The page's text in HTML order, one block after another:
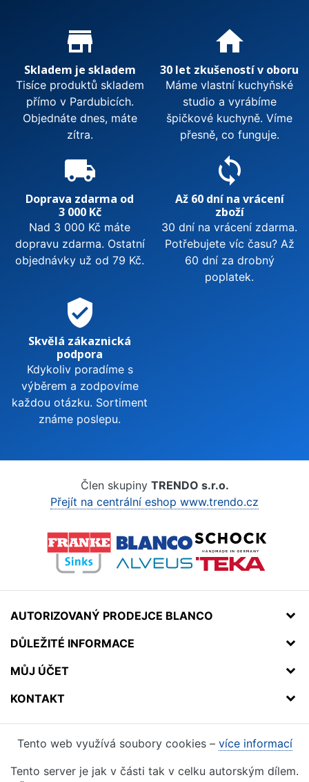
Proč nakupovat u nás?
store_mall_directory
Skladem je skladem
Tisíce produktů skladem
přímo v Pardubicích.
Objednáte dnes, máte
zítra.
home
30 let zkušeností v oboru
Máme vlastní kuchyňské
studio a vyrábíme
špičkové kuchyně. Víme
přesně, co funguje.
local_shipping
Doprava zdarma od
3 000 Kč
Nad 3 000 Kč máte
dopravu zdarma. Ostatní
objednávky už od 79 Kč.
sync
Až 60 dní na vrácení
zboží
30 dní na vrácení zdarma.
Potřebujete víc času? Až
60 dní za drobný
poplatek.
verified_user
Skvělá zákaznická
podpora
Kdykoliv poradíme s
výběrem a zodpovíme
každou otázku. Sortiment
známe poslepu.
Člen skupiny TRENDO s.r.o.
Přejít na centrální eshop www.trendo.cz
AUTORIZOVANÝ PRODEJCE BLANCO
DŮLEŽITÉ INFORMACE
MŮJ ÚČET
KONTAKT
Tento web využívá soubory cookies – více informací
Tento server je jak v části tak v celku autorským dílem.